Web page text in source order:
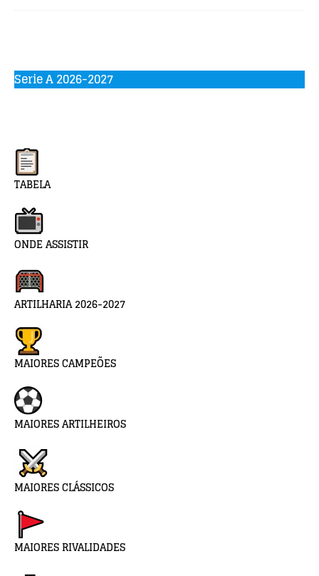
Serie A 2026-2027
TABELA
ONDE ASSISTIR
ARTILHARIA 2026-2027
MAIORES CAMPEÕES
MAIORES ARTILHEIROS
MAIORES CLÁSSICOS
MAIORES RIVALIDADES